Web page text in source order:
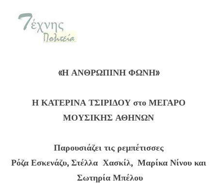
«Η ΑΝΘΡΩΠΙΝΗ ΦΩΝΗ»
Η ΚΑΤΕΡΙΝΑ ΤΣΙΡΙΔΟΥ στο ΜΕΓΑΡΟ
ΜΟΥΣΙΚΗΣ ΑΘΗΝΩΝ
Παρουσιάζει τις ρεμπέτισσες
Ρόζα Εσκενάζυ, Στέλλα Χασκίλ, Μαρίκα Νίνου και
Σωτηρία Μπέλου